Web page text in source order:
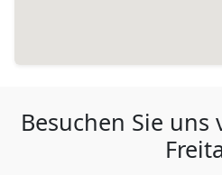
Besuchen Sie